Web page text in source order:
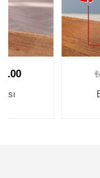
Basketbol